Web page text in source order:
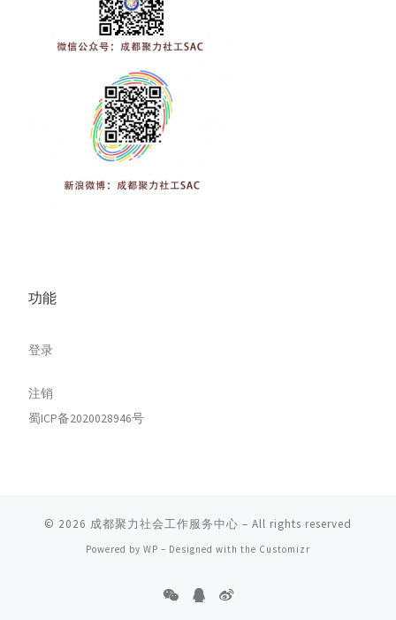
功能
登录
注销
蜀ICP备2020028946号
© 2026 成都聚力社会工作服务中心 – All rights reserved
Powered by WP – Designed with the Customizr